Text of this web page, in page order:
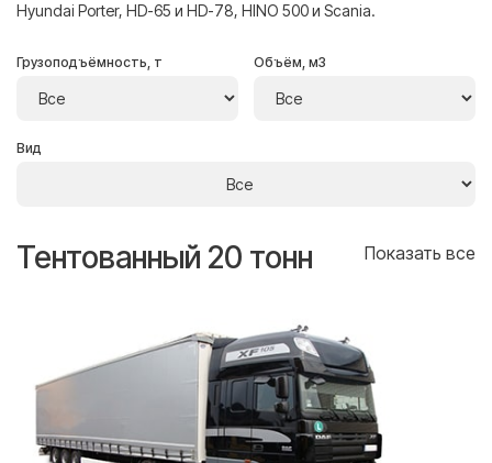
Hyundai Porter, HD-65 и HD-78, HINO 500 и Scania.
Грузоподъёмность, т Объём, м3
Вид
Тентованный 20 тонн Показать все